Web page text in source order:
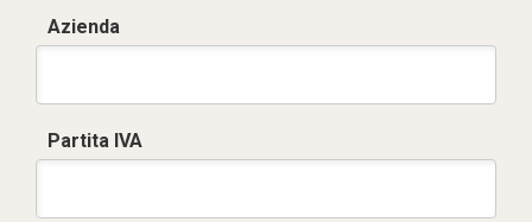
Azienda
Partita IVA